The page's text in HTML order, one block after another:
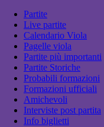
Partite
Live partite
Calendario Viola
Pagelle viola
Partite più importanti
Partite Storiche
Probabili formazioni
Formazioni ufficiali
Amichevoli
Interviste post partita
Info biglietti